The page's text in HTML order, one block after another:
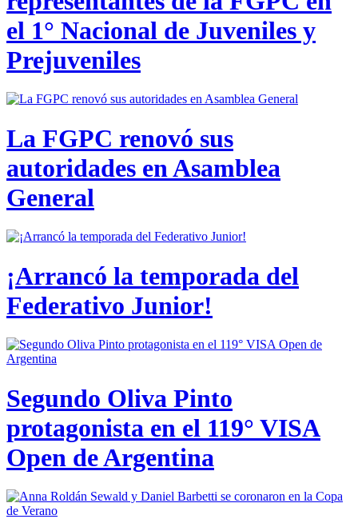
el 1° Nacional de Juveniles y
Prejuveniles
La FGPC renovó sus
autoridades en Asamblea
General
¡Arrancó la temporada del
Federativo Junior!
Segundo Oliva Pinto
protagonista en el 119° VISA
Open de Argentina